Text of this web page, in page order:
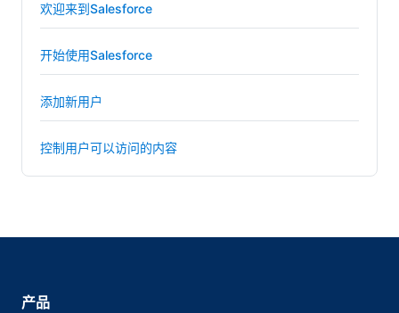
欢迎来到Salesforce
开始使用Salesforce
添加新用户
控制用户可以访问的内容
产品